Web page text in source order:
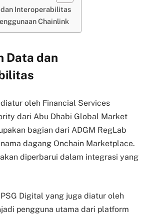
dan Interoperabilitas
Chainlink
Data dan
oleh Financial Services
dari Abu Dhabi Global Market
bagian dari ADGM RegLab
dagang Onchain Marketplace.
diperbarui dalam integrasi yang
Digital yang juga diatur oleh
pengguna utama dari platform